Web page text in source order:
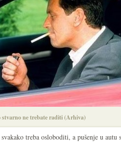
stvarno ne trebate raditi (Arhiva)
treba osloboditi, a pušenje u autu